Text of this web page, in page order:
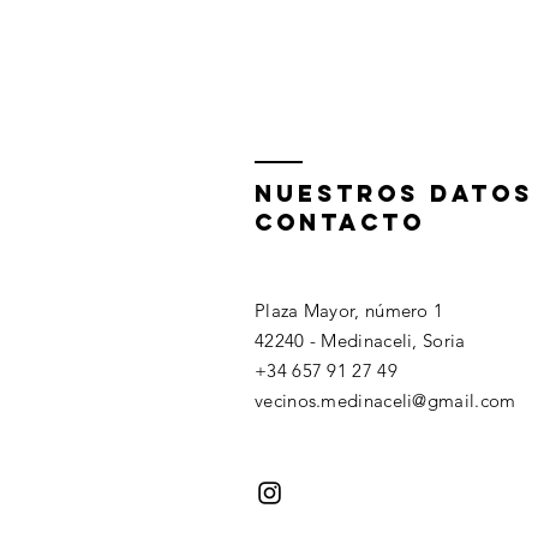
nuestros datos
contacto
Plaza Mayor, número 1
42240 - Medinaceli, Soria
+34 657 91 27 49
vecinos.medinaceli@gmail.com